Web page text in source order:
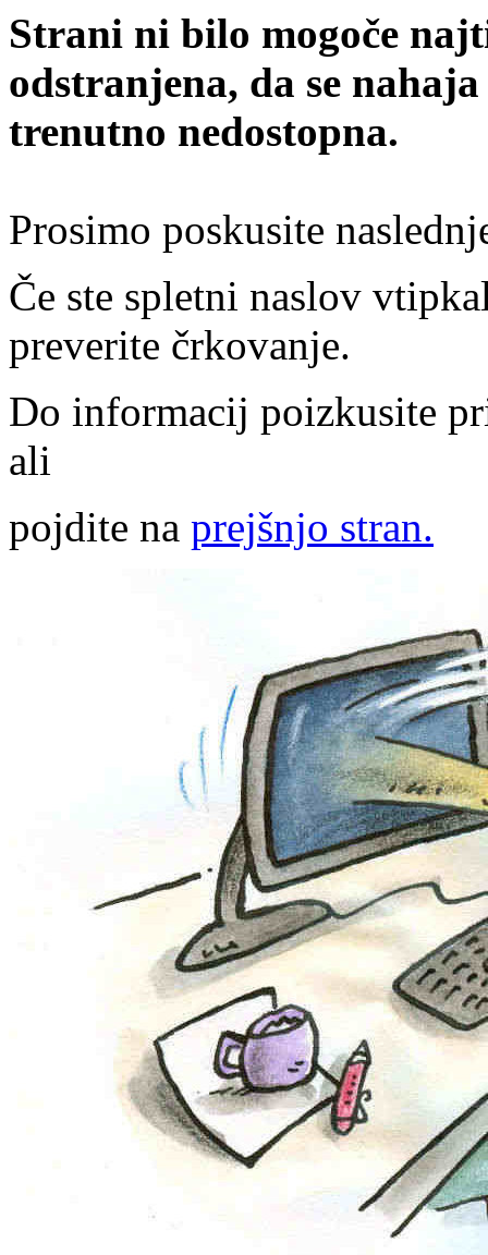
Strani ni bilo mogoče
odstranjena, da se
trenutno nedostopna.
Prosimo poskusite
Če ste spletni naslov
preverite črkovanje.
Do informacij poizkusite
ali
pojdite na prejšnjo stran.